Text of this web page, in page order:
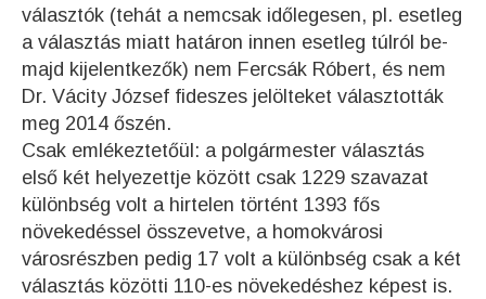
választók (tehát a nemcsak időlegesen, pl. esetleg
a választás miatt határon innen esetleg túlról be-
majd kijelentkezők) nem Fercsák Róbert, és nem
Dr. Vácity József fideszes jelölteket választották
meg 2014 őszén.
Csak emlékeztetőül: a polgármester választás
első két helyezettje között csak 1229 szavazat
különbség volt a hirtelen történt 1393 fős
növekedéssel összevetve, a homokvárosi
városrészben pedig 17 volt a különbség csak a két
választás közötti 110-es növekedéshez képest is.